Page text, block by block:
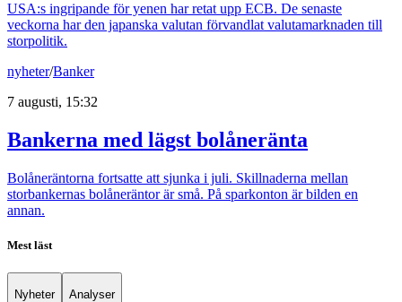
USA:s ingripande för yenen har retat upp ECB. De senaste
veckorna har den japanska valutan förvandlat valutamarknaden till
storpolitik.
nyheter/Banker
7 augusti, 15:32
Bankerna med lägst bolåneränta
Bolåneräntorna fortsatte att sjunka i juli. Skillnaderna mellan
storbankernas bolåneräntor är små. På sparkonton är bilden en
annan.
Mest läst
Nyheter Analyser